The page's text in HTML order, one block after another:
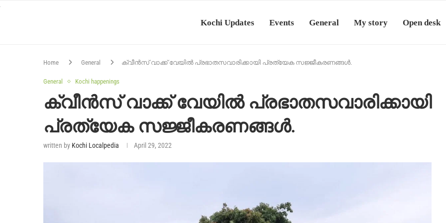
Kochi Updates Events General My story Open desk
Home General ക്വീൻസ് വാക്ക് വേയിൽ പ്രഭാതസവാരിക്കായി പ്രത്യേക സജ്ജീകരണങ്ങൾ.
General Kochi happenings
ക്വീൻസ് വാക്ക് വേയിൽ പ്രഭാതസവാരിക്കായി
പ്രത്യേക സജ്ജീകരണങ്ങൾ.
written by Kochi Localpedia April 29, 2022